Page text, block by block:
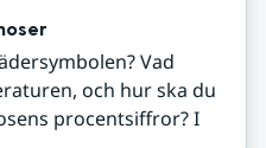
Vad
och hur ska du
procentsiffror? I